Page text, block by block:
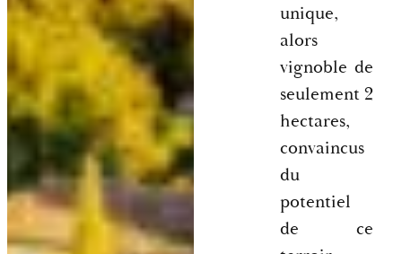
unique,
alors
vignoble de
seulement 2
hectares,
convaincus
du
potentiel
de ce